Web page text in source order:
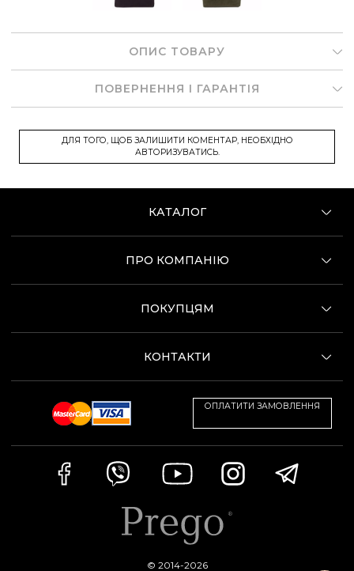
ОПИС ТОВАРУ
ПОВЕРНЕННЯ І ГАРАНТІЯ
ДЛЯ ТОГО, ЩОБ ЗАЛИШИТИ КОМЕНТАР, НЕОБХІДНО
АВТОРИЗУВАТИСЬ.
КАТАЛОГ
ПРО КОМПАНІЮ
ПОКУПЦЯМ
КОНТАКТИ
ОПЛАТИТИ ЗАМОВЛЕННЯ
© 2014-2026